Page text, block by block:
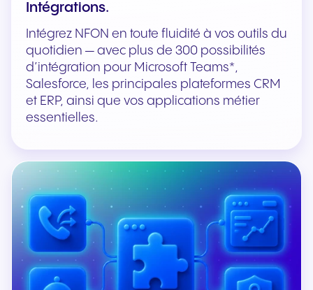
Intégrations.
Intégrez NFON en toute fluidité à vos outils du
quotidien — avec plus de 300 possibilités
d’intégration pour Microsoft Teams*,
Salesforce, les principales plateformes CRM
et ERP, ainsi que vos applications métier
essentielles.